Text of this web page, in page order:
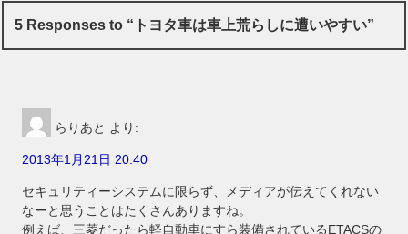
5 Responses to “トヨタ車は車上荒らしに遭いやすい”
らりあと より:
2013年1月21日 20:40
セキュリティーシステムに限らず、メディアが伝えてくれない
なーと思うことはたくさんありますね。
例えば、三菱だったら軽自動車にすら装備されているETACSの